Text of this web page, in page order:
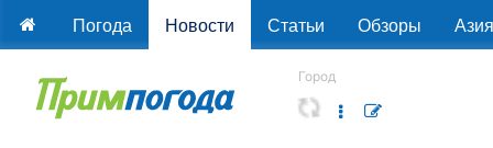
Погода Новости Статьи Обзоры Азия
Город